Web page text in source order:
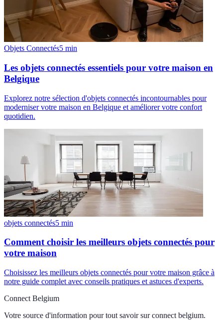
Objets Connectés5 min
Les objets connectés essentiels pour votre maison en
Belgique
Explorez notre sélection d'objets connectés incontournables pour
moderniser votre maison en Belgique et améliorer votre confort
quotidien.
objets connectés5 min
Comment choisir les meilleurs objets connectés pour
votre maison
Choisissez les meilleurs objets connectés pour votre maison grâce à
notre guide complet avec conseils pratiques et astuces d'experts.
Connect Belgium
Votre source d'information pour tout savoir sur connect belgium.